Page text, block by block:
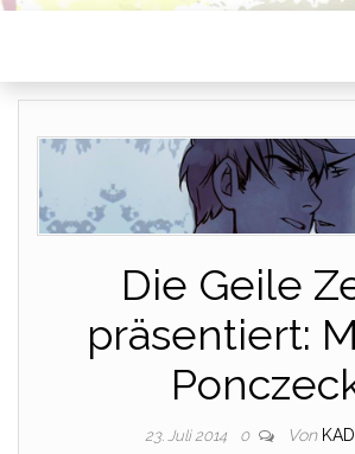
Die Geile
präsentiert:
23. Juli 2014 0 Von